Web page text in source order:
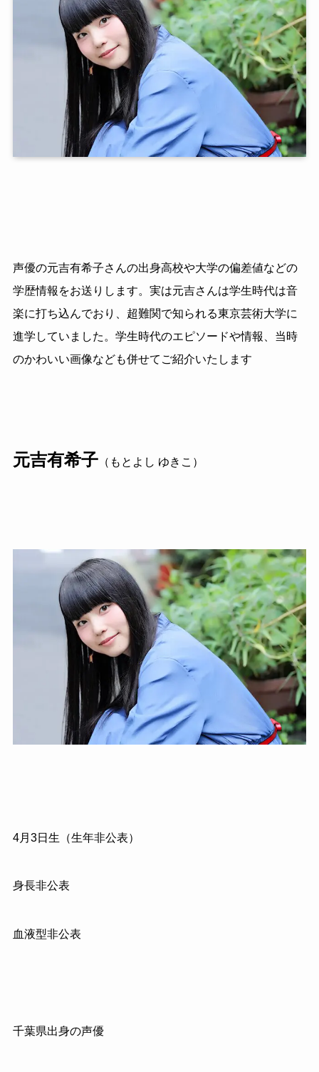
声優の元吉有希子さんの出身高校や大学の偏差値などの
学歴情報をお送りします。実は元吉さんは学生時代は音
楽に打ち込んでおり、超難関で知られる東京芸術大学に
進学していました。学生時代のエピソードや情報、当時
のかわいい画像なども併せてご紹介いたします
元吉有希子（もとよし ゆきこ）
4月3日生（生年非公表）
身長非公表
血液型非公表
千葉県出身の声優